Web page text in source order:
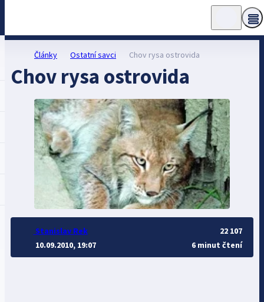
Články Ostatní savci Chov rysa ostrovida
Chov rysa ostrovida
Stanislav Rek
10.09.2010, 19:07
22 107
6 minut čtení